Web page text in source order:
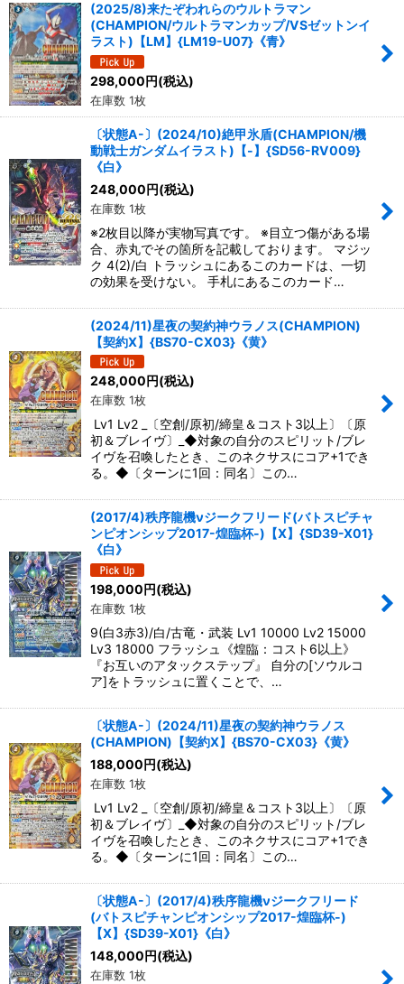
(2025/8)来たぞわれらのウルトラマン
(CHAMPION/ウルトラマンカップ/VSゼットンイ
ラスト)【LM】{LM19-U07}《青》
298,000円(税込)
在庫数 1枚
〔状態A-〕(2024/10)絶甲氷盾(CHAMPION/機
動戦士ガンダムイラスト)【-】{SD56-RV009}
《白》
248,000円(税込)
在庫数 1枚
※2枚目以降が実物写真です。 ※目立つ傷がある場
合、赤丸でその箇所を記載しております。 マジッ
ク 4(2)/白 トラッシュにあるこのカードは、一切
の効果を受けない。 手札にあるこのカード…
(2024/11)星夜の契約神ウラノス(CHAMPION)
【契約X】{BS70-CX03}《黄》
248,000 円(税込)
在庫数 1枚
Lv1 Lv2 _〔空創/原初/締皇＆コスト3以上〕〔原
初＆ブレイヴ〕_◆対象の自分のスピリット/ブレ
イヴを召喚したとき、このネクサスにコア+1でき
る。◆〔ターンに1回：同名〕この…
(2017/4)秩序龍機νジークフリード(バトスピチャ
ンピオンシップ2017-煌臨杯-)【X】{SD39-X01}
《白》
198,000円(税込)
在庫数 1枚
9(白3赤3)/白/古竜・武装 Lv1 10000 Lv2 15000
Lv3 18000 フラッシュ《煌臨：コスト6以上》
『お互いのアタックステップ』 自分の[ソウルコ
ア]をトラッシュに置くことで、…
〔状態A-〕(2024/11)星夜の契約神ウラノス
(CHAMPION)【契約X】{BS70-CX03}《黄》
188,000円(税込)
在庫数 1枚
Lv1 Lv2 _〔空創/原初/締皇＆コスト3以上〕〔原
初＆ブレイヴ〕_◆対象の自分のスピリット/ブレ
イヴを召喚したとき、このネクサスにコア+1でき
る。◆〔ターンに1回：同名〕この…
〔状態A-〕(2017/4)秩序龍機νジークフリード
(バトスピチャンピオンシップ2017-煌臨杯-)
【X】{SD39-X01}《白》
148,000円(税込)
在庫数 1枚